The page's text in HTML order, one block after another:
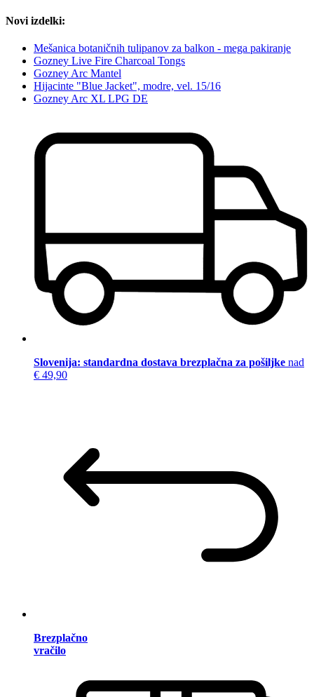
Novi izdelki:
Mešanica botaničnih tulipanov za balkon - mega pakiranje
Gozney Live Fire Charcoal Tongs
Gozney Arc Mantel
Hijacinte "Blue Jacket", modre, vel. 15/16
Gozney Arc XL LPG DE
Slovenija: standardna dostava brezplačna za pošiljke nad
€ 49,90
Brezplačno
vračilo